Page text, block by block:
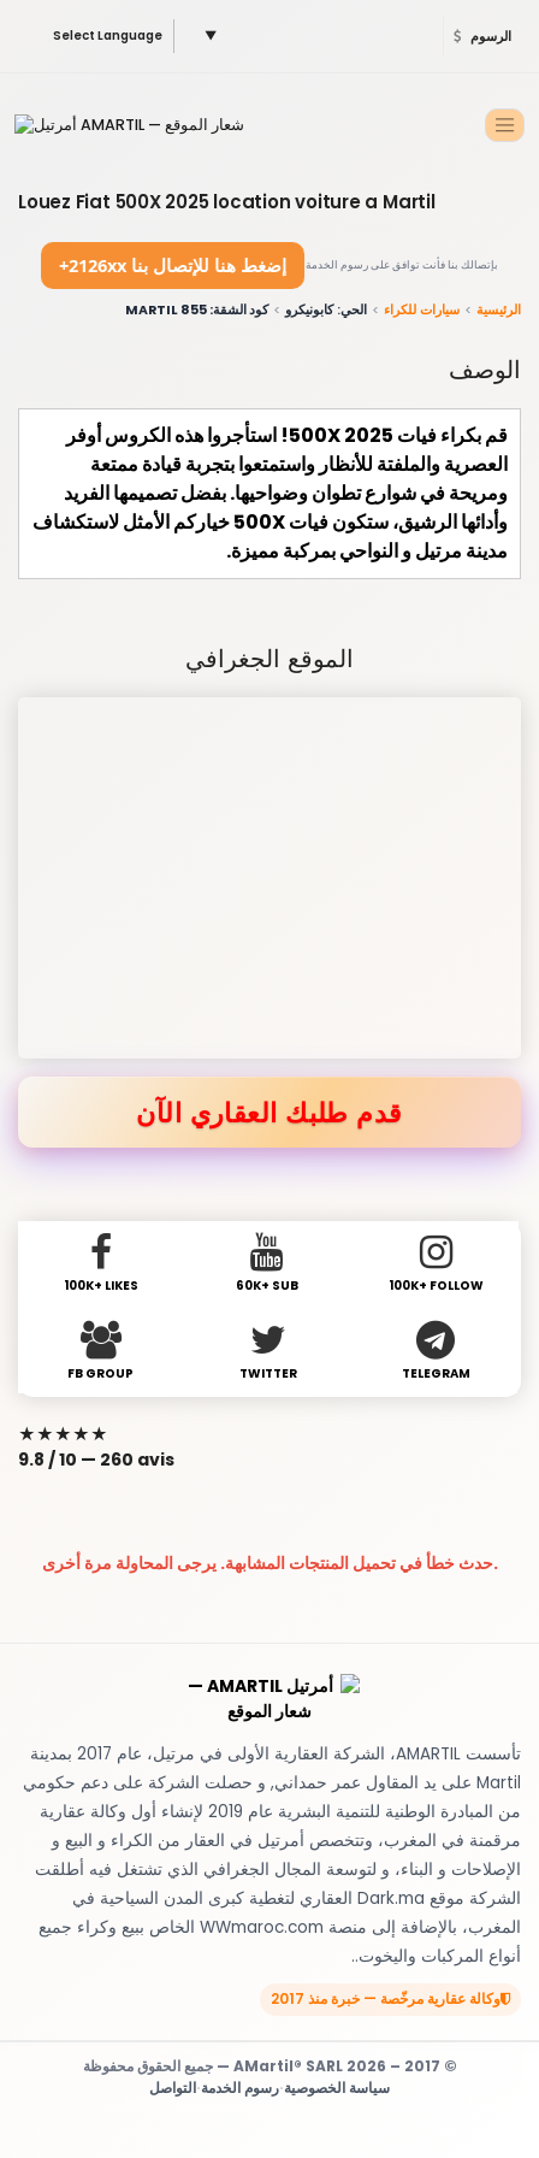
Select Language ▼ الرسوم
Louez Fiat 500X 2025 location voiture a Martil
+2126xx إضغط هنا للإتصال بنا بإتصالك بنا فأنت توافق على رسوم الخدمة
الرئيسية سيارات للكراء الحي: كابونيكرو كود الشقة: 855 MARTIL
الوصف
قم بكراء فيات 500X 2025! استأجروا هذه الكروس أوفر
العصرية والملفتة للأنظار واستمتعوا بتجربة قيادة ممتعة
ومريحة في شوارع تطوان وضواحيها. بفضل تصميمها الفريد
وأدائها الرشيق، ستكون فيات 500X خياركم الأمثل لاستكشاف
مدينة مرتيل و النواحي بمركبة مميزة.
الموقع الجغرافي
قدم طلبك العقاري الآن
100K+ LIKES 60K+ SUB 100K+ FOLLOW
FB GROUP TWITTER TELEGRAM
★★★★★
9.8 / 10 — 260 avis
حدث خطأ في تحميل المنتجات المشابهة. يرجى المحاولة مرة أخرى.
تأسست AMARTIL، الشركة العقارية الأولى في مرتيل، عام 2017 بمدينة
Martil على يد المقاول عمر حمداني, و حصلت الشركة على دعم حكومي
من المبادرة الوطنية للتنمية البشرية عام 2019 لإنشاء أول وكالة عقارية
مرقمنة في المغرب، وتتخصص أمرتيل في العقار من الكراء و البيع و
الإصلاحات و البناء، و لتوسعة المجال الجغرافي الذي تشتغل فيه أطلقت
الشركة موقع Dark.ma العقاري لتغطية كبرى المدن السياحية في
المغرب، بالإضافة إلى منصة WWmaroc.com الخاص ببيع وكراء جميع
أنواع المركبات واليخوت..
وكالة عقارية مرخّصة — خبرة منذ 2017
© 2017 – 2026 AMartil® SARL — جميع الحقوق محفوظة
سياسة الخصوصية·رسوم الخدمة·التواصل